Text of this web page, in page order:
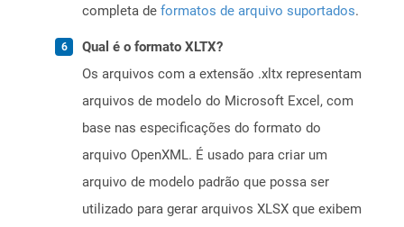
completa de formatos de arquivo suportados.
Qual é o formato XLTX?
Os arquivos com a extensão .xltx representam
arquivos de modelo do Microsoft Excel, com
base nas especificações do formato do
arquivo OpenXML. É usado para criar um
arquivo de modelo padrão que possa ser
utilizado para gerar arquivos XLSX que exibem